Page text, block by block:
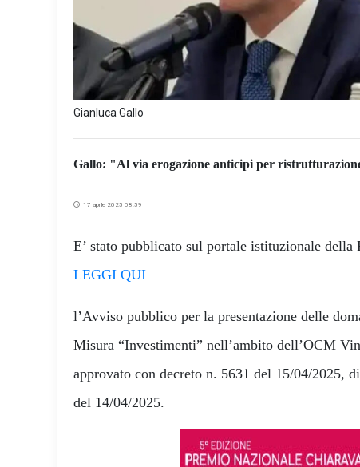
Gianluca Gallo
Gallo: "Al via erogazione anticipi per
17 aprile 2025 08:59
E’ stato pubblicato sul portale istituzionale
LEGGI QUI
l’Avviso pubblico per la presentazione delle
Misura “Investimenti” nell’ambito dell’OCM
approvato con decreto n. 5631 del 15/04/2025,
del 14/04/2025.